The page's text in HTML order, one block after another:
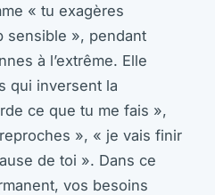
« tu exagères
sensible », pendant
à l’extrême. Elle
qui inversent la
ce que tu me fais »,
», « je vais finir
de toi ». Dans ce
vos besoins